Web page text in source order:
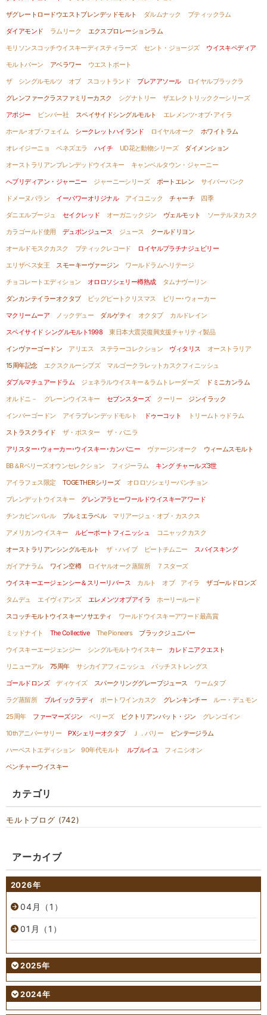
ザグレートロードウエストブレンデッドモルト
ダルムナック
ブティックラム
ダイアモンド
ラムリーク
エクスプロレーションラム
モリソンスコッチウイスキーディスティラーズ
セント・ジョージズ
ウイスキペディア
モルトバーン
アベラワー
ウエストポート
ザ シングルモルツ オブ スコットランド
ブレアアソール
ロイヤルブラックラ
グレンファークラスファミリーカスク
シグナトリー
ザエレクトリッククーシリーズ
アポジー
ビンバー社 スペイサイドシングルモルト
エレメンツ･オブ･アイラ
ホール･オブ･フェイム
シークレットハイランド ロイヤルオーク
ホワイトラム
オレイジーニョ
ベネズエラ ハイチ UD花と動物シリーズ
ダイメンション
オーストラリアンブレンデッドウイスキー
キャンベルタウン・ジャーニー
へブリディアン・ジャーニー
ジャーニーシリーズ ポートエレン
サイバーパンク
ドメーヌパラン
イーパワーオリジナル アイコニック チャーチ
四季
ダニエルブージュ
セイクレッド オーガニックジン ヴェルモット
ソーテルヌカスク
カラゴールド使用
デュポンジュース ジュース
クールドリヨン
オールドモスクカスク
ブティックレコード
ロイヤルプラチナジュビリー
エリザベス女王
スモーキーヴァージン
ワールドラムヘリテージ
チョコレートエディション
オロロソシェリー樽熟成
タムナヴーリン
ダンカンテイラーオクタブ
ビッグピートクリスマス
ビリー･ウォーカー
マクリームーア
ノックデュー ダルゲティ オクタブ
カルドレイン
スペイサイド シングルモルト1998
東日本大震災復興支援チャリティ製品
インヴァーゴードン
アリエス ステラーコレクション ヴィタリス
オーストラリア
15周年記念
エクスクルーシブズ
マルゴークラレットカスクフィニッシュ
ダブルマチュアードラム
ジェネラルウイスキー＆ラムトレーダーズ
ドミニカンラム
オルドニ－
グレーンウイスキー セブンスターズ クーリー
ジンイラック
インバーゴードン
アイラブレンデッドモルト ドゥーコット
トリームトゥドラム
ストラスクライド
ザ・ポスター
ザ・バニラ
アリスター･ウォーカー･ウイスキー･カンパニー
ヴァージンオーク
ウィームスモルト
BB＆Rベリーズオウンセレクション
フィジーラム
キング チャールズ3世
アイラフェス限定
TOGETHERシリーズ
オロロソシェリーパンチョン
ブレンデットウイスキー
グレンアラヒーワールドウイスキーアワード
チンカピンバレル
プルミエラベル
マリアージュ・オブ・カスクス
アメリカンウイスキー
ルビーポートフィニッシュ
コニャックカスク
オーストラリアンシングルモルト
ザ・ハイブ ピートチムニー
スパイスキング
ガイアナラム
ワイン空樽 ロイヤルオーク蒸留所
７スターズ
ウイスキーエージェンシー＆スリーリバース
カルト オブ アイラ
ザゴールドロンズ
タムデュ
エイヴィアンズ エレメンツオブアイラ
ホーリールード
スコッチモルトウイスキーソサエティ
ワールドウイスキーアワード最高賞
ミッドナイト
The Collective The Pioneers
ブラックジュニパー
ウイスキーエージェンジー
シングルモルトウイスキー
カレドニアクエスト
リニューアル
75周年 サシカイアフィニッシュ
バッチストレングス
ゴールドロンズ
ディケイズ スパークリンググレープジュース
ワームタブ
ラグ蒸留所
ブルイックラディ ポートワインカスク グレンキンチー
ルー・デュモン
25周年
ファーマーズジン ベリーズ ビクトリアンバット・ジン
グレンゴイン
10thアニバーサリー
PXシェリーオクタブ Ｊ．バリー
ビンテージラム
ハーベストエディション
90年代モルト ルブルイユ
フィニシオン
ベンチャーウイスキー
カテゴリ
モルトブログ (742)
アーカイブ
2026年
04月（1）
01月（1）
2025年
2024年